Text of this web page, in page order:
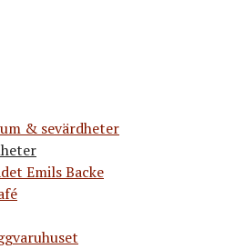
& sevärdheter
Emils Backe